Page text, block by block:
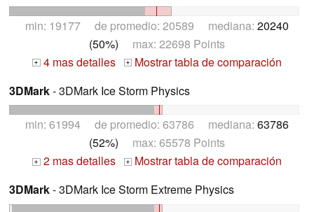
min: 19177 de promedio: 20589 mediana: 20240
(50%) max: 22698 Points
+ 4 mas detalles +
Mostrar tabla de comparación
3DMark- 3DMark Ice Storm Physics
min: 61994 de promedio: 63786 mediana: 63786
(52%) max: 65578 Points
+ 2 mas detalles +
Mostrar tabla de comparación
3DMark- 3DMark Ice Storm Extreme Physics